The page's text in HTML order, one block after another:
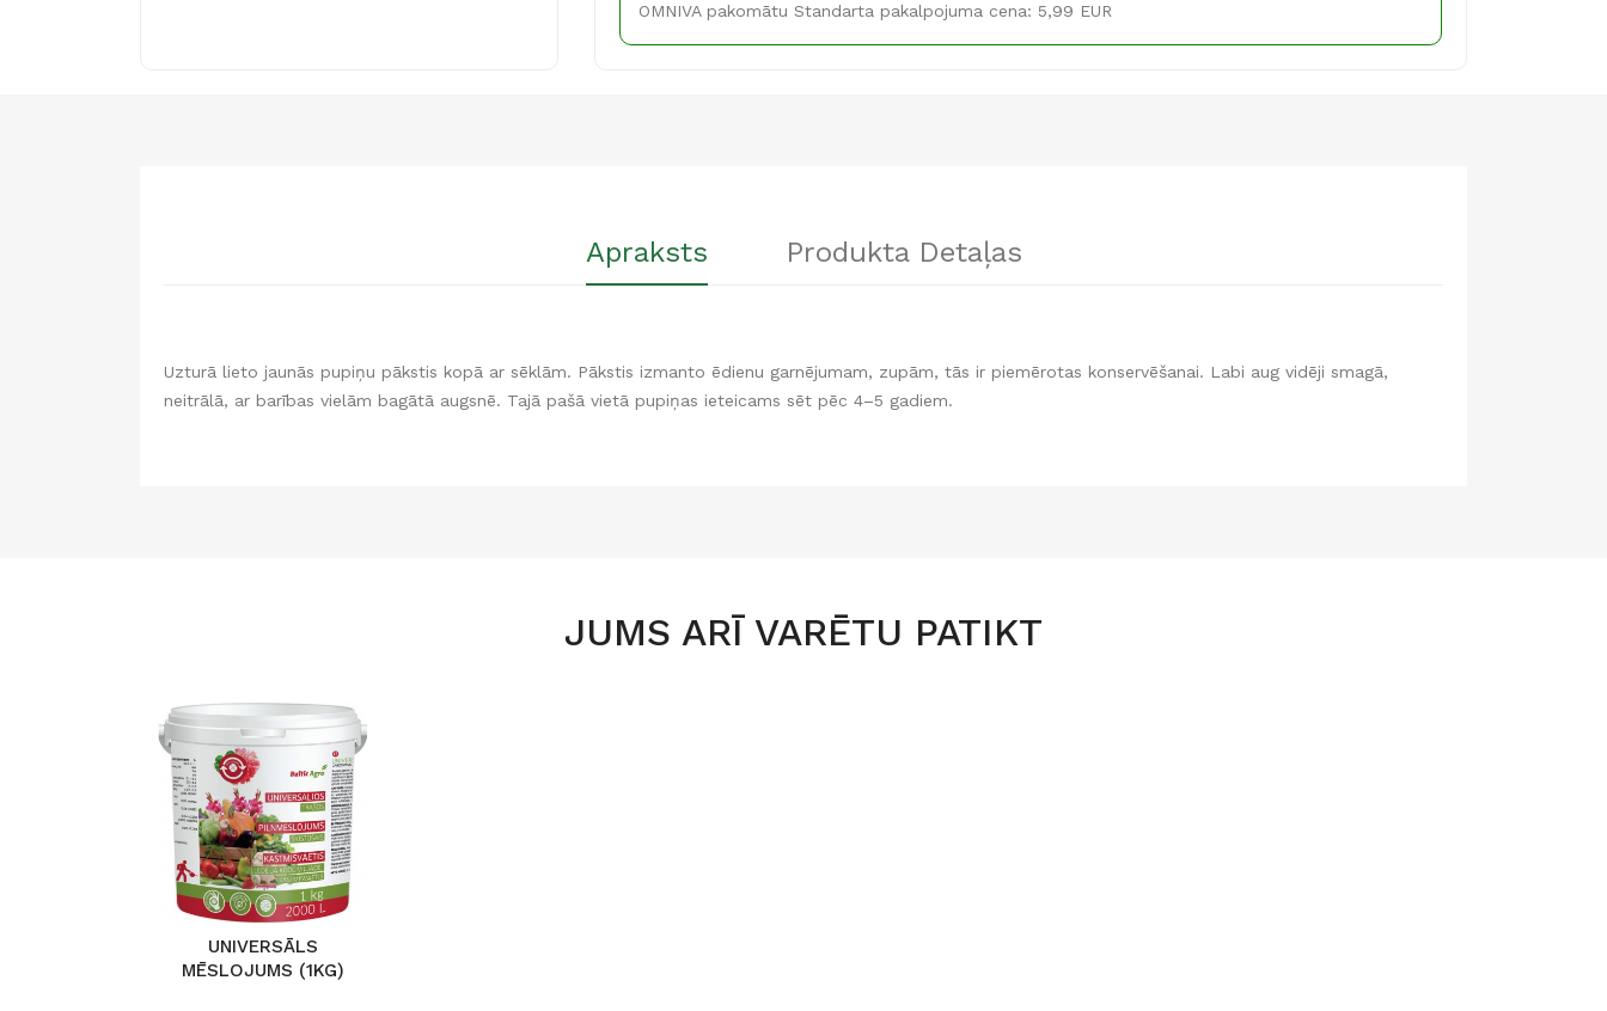
OMNIVA pakomātu Standarta pakalpojuma cena: 5,99 EUR
Apraksts Produkta Detaļas
Uzturā lieto jaunās pupiņu pākstis kopā ar sēklām. Pākstis izmanto ēdienu garnējumam, zupām, tās ir piemērotas konservēšanai. Labi aug vidēji smagā,
neitrālā, ar barības vielām bagātā augsnē. Tajā pašā vietā pupiņas ieteicams sēt pēc 4–5 gadiem.
JUMS ARĪ VARĒTU PATIKT
UNIVERSĀLS
MĒSLOJUMS (1KG)